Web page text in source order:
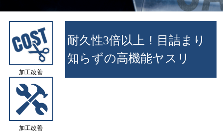
加工改善
加工改善
耐久性3倍以上！目詰まり
知らずの高機能ヤスリ